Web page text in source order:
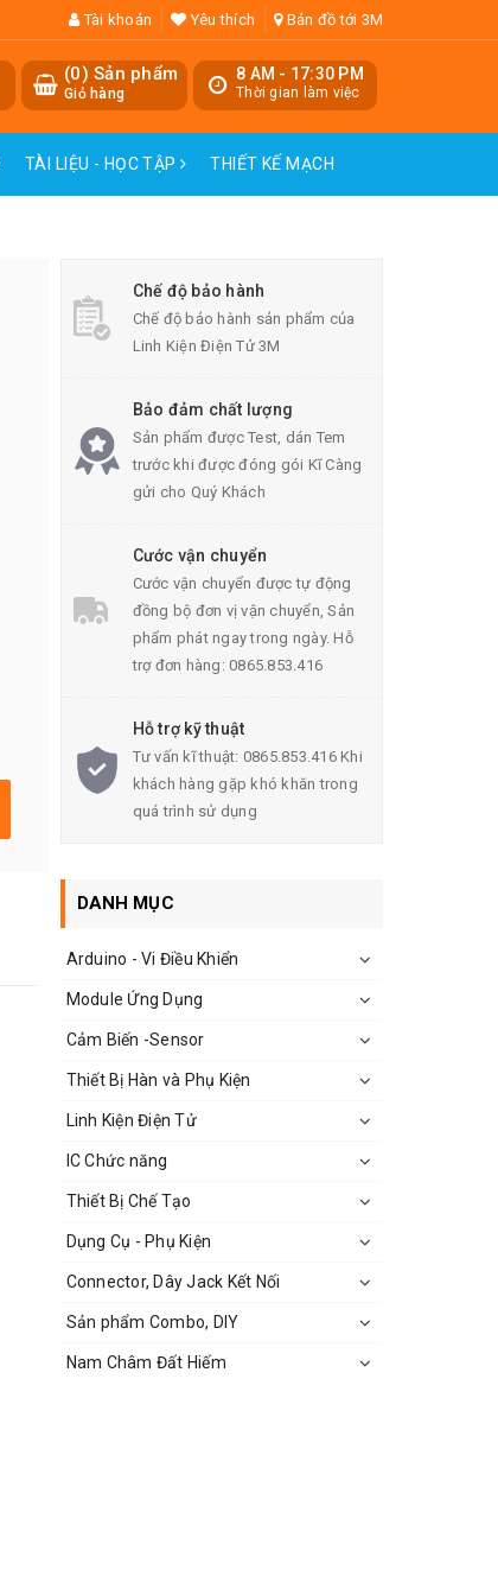
Tài khoản Yêu thích Bản đồ tới 3M
8 AM - 17:30 PM
Thời gian làm việc
(0) Sản phẩm
Giỏ hàng
TÀI LIỆU - HỌC TẬP THIẾT KẾ MẠCH
Chế độ bảo hành
Chế độ bảo hành sản phẩm của
Linh Kiện Điện Tử 3M
Bảo đảm chất lượng
Sản phẩm được Test, dán Tem
trước khi được đóng gói Kĩ Càng
gửi cho Quý Khách
Cước vận chuyển
Cước vận chuyển được tự động
đồng bộ đơn vị vận chuyển, Sản
phẩm phát ngay trong ngày. Hỗ
trợ đơn hàng: 0865.853.416
Hỗ trợ kỹ thuật
Tư vấn kĩ thuật: 0865.853.416 Khi
khách hàng gặp khó khăn trong
quá trình sử dụng
DANH MỤC
Arduino - Vi Điều Khiển
Module Ứng Dụng
Cảm Biến -Sensor
Thiết Bị Hàn và Phụ Kiện
Linh Kiện Điện Tử
IC Chức năng
Thiết Bị Chế Tạo
Dụng Cụ - Phụ Kiện
Connector, Dây Jack Kết Nối
Sản phẩm Combo, DIY
Nam Châm Đất Hiếm